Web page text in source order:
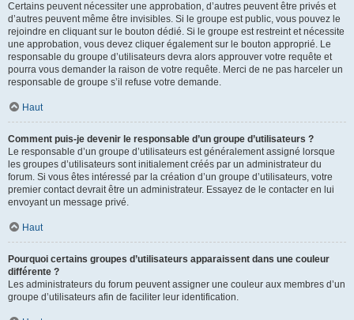
Certains peuvent nécessiter une approbation, d’autres peuvent être privés et
d’autres peuvent même être invisibles. Si le groupe est public, vous pouvez le
rejoindre en cliquant sur le bouton dédié. Si le groupe est restreint et nécessite
une approbation, vous devez cliquer également sur le bouton approprié. Le
responsable du groupe d’utilisateurs devra alors approuver votre requête et
pourra vous demander la raison de votre requête. Merci de ne pas harceler un
responsable de groupe s’il refuse votre demande.
Haut
Comment puis-je devenir le responsable d’un groupe d’utilisateurs ?
Le responsable d’un groupe d’utilisateurs est généralement assigné lorsque
les groupes d’utilisateurs sont initialement créés par un administrateur du
forum. Si vous êtes intéressé par la création d’un groupe d’utilisateurs, votre
premier contact devrait être un administrateur. Essayez de le contacter en lui
envoyant un message privé.
Haut
Pourquoi certains groupes d’utilisateurs apparaissent dans une couleur
différente ?
Les administrateurs du forum peuvent assigner une couleur aux membres d’un
groupe d’utilisateurs afin de faciliter leur identification.